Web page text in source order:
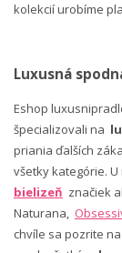
kolekcií urobíme
Luxusná
Eshop
špecializovali na
priania ďalších
všetky kategórie.
bielizeň značiek
Naturana,
chvíle sa pozrite